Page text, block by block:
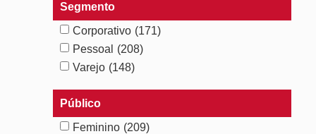
Segmento
Corporativo (171)
Pessoal
(208)
Varejo (148)
Público
Feminino (209)